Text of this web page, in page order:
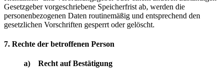
Gesetzgeber vorgeschriebene Speicherfrist ab, werden die
personenbezogenen Daten routinemäßig und entsprechend den
gesetzlichen Vorschriften gesperrt oder gelöscht.
7. Rechte der betroffenen Person
a) Recht auf Bestätigung